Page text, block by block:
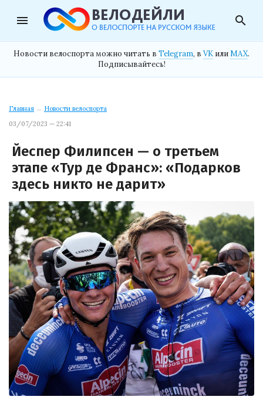
menu search
Новости велоспорта можно читать в Telegram, в VK илиMAX.
Подписывайтесь!
Главная → Новости велоспорта
03/07/2023 — 22:41
Йеспер Филипсен — о третьем
этапе «Тур де Франс»: «Подарков
здесь никто не дарит»